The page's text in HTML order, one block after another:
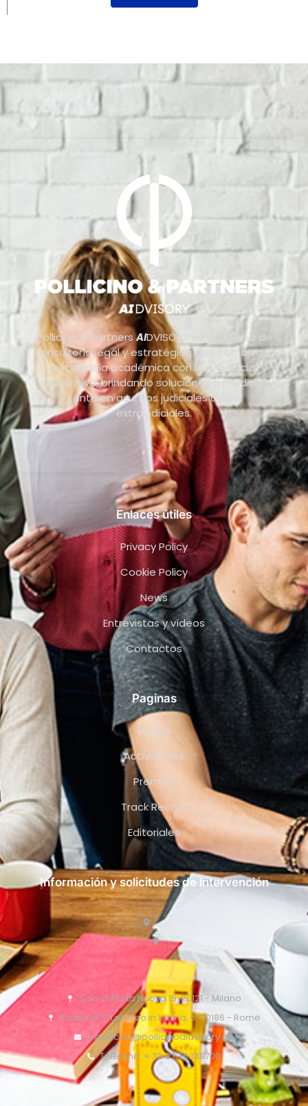
Pollicino & PartnersAIDVISORY es una firma de
consultoría legal y estratégica que combina la
excelencia académica con la eficiencia
operativa, brindando soluciones a medida
tanto en asuntos judiciales como
extrajudiciales.
Enlaces útiles
Privacy Policy
Cookie Policy
News
Entrevistas y vídeos
Contactos
Paginas
Equipo
Actividades
Premios
Track Record
Editoriales
Información y solicitudes de intervención
C.so di Porta Nuova 15, 20121 - Milano
Piazza di S. Lorenzo in Lucina, 6, 00186 - Rome
o.pollicino@pollicinoaidvisory.eu
Teléfono: + 39 02 76388700